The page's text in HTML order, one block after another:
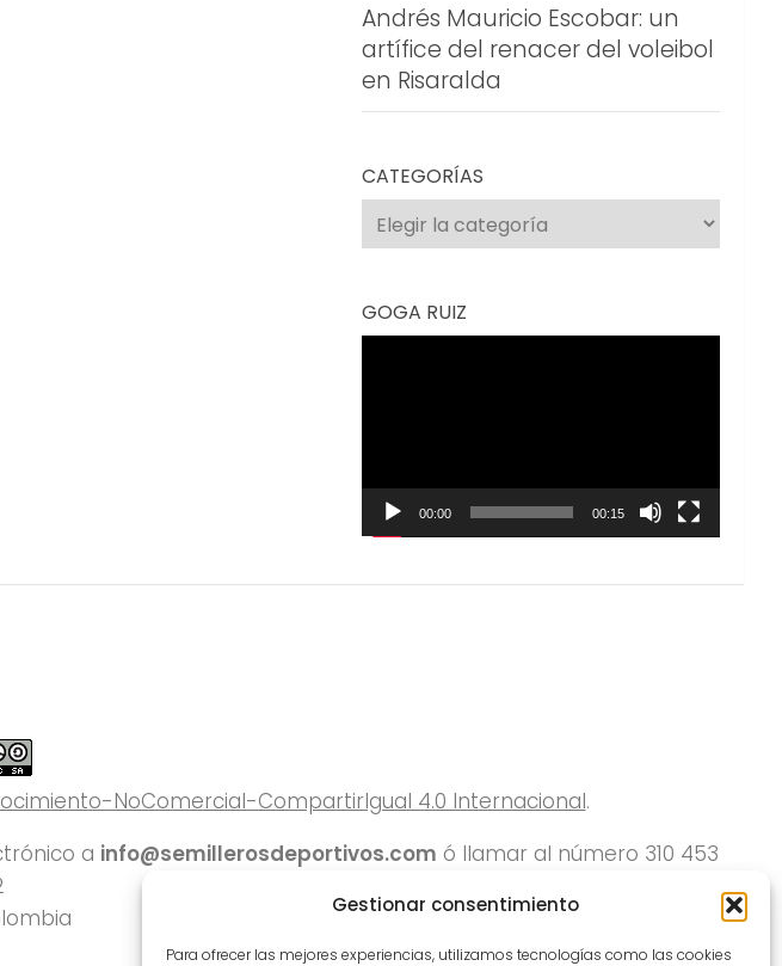
Gestionar consentimiento
Para ofrecer las mejores experiencias, utilizamos tecnologías como las cookies
Andrés Mauricio Escobar: un
artífice del renacer del voleibol
en Risaralda
CATEGORÍAS
Categorías
GOGA RUIZ
00:00 00:15
NoComercial-CompartirIgual 4.0 Internacional.
a info@semillerosdeportivos.com ó llamar al número 310 453